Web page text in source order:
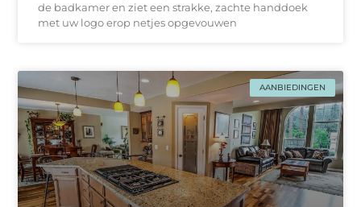
de badkamer en ziet een strakke, zachtе handdoek
met uw logo erop netjes opgevouwen
AANBIEDINGEN